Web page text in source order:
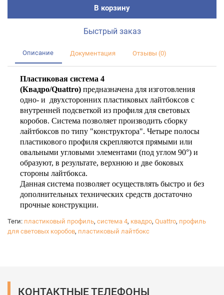
В корзину
Быстрый заказ
Описание Документация Отзывы (0)
Пластиковая система 4
(Квадро/Quattro) предназначена для изготовления
одно- и двухсторонних пластиковых лайтбоксов с
внутренней подсветкой из профиля для световых
коробов. Система позволяет производить сборку
лайтбоксов по типу "конструктора". Четыре полосы
пластикового профиля скрепляются прямыми или
овальными угловыми элементами (под углом 90°) и
образуют, в результате, верхнюю и две боковых
стороны лайтбокса.
Данная система позволяет осуществлять быстро и без
дополнительных технических средств достаточно
прочные конструкции.
Предоставляется услуга порезки профилей. При
покупке целых ламелей
Теги: пластиковый профиль, система 4, квадро, Quattro, профиль
для световых коробов, пластиковый лайтбокс
КОНТАКТНЫЕ ТЕЛЕФОНЫ